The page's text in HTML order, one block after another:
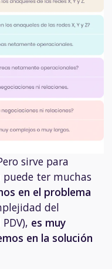
sirve para
ter muchas
en el problema
del
es muy
en la solución